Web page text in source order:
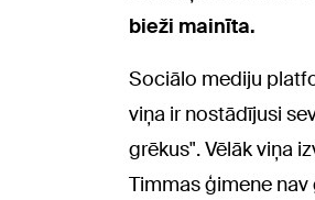
bieži mainīta.
Sociālo mediju
viņa ir nostādījusi
grēkus". Vēlāk viņa
Timmasģimene